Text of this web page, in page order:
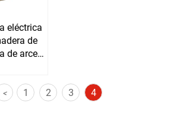
eléctrica
de
de arce
< 1 2 3 4